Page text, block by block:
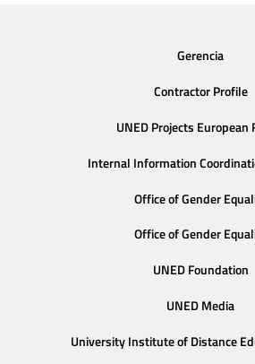
Gerencia
Contractor Profile
UNED Projects European
Internal Information
Office of Gender
Office of Gender
UNED Foundation
UNED Media
University Institute of Distance